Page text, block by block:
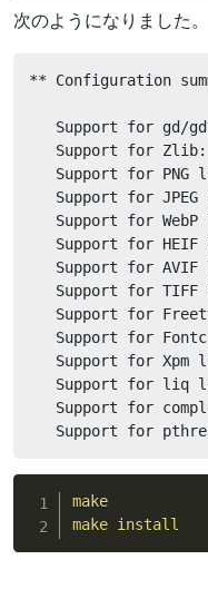
次のようになりました。
** Configuration
Support for
make
make install